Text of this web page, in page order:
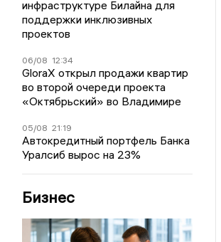
инфраструктуре Билайна для
поддержки инклюзивных
проектов
06/08 12:34
GloraX открыл продажи квартир
во второй очереди проекта
«Октябрьский» во Владимире
05/08 21:19
Автокредитный портфель Банка
Уралсиб вырос на 23%
Бизнес